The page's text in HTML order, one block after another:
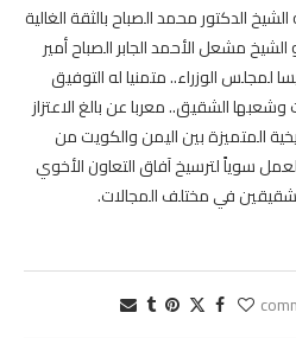
الدكتور محمد الصباح بالثقة الغالية
مشعل الأحمد الجابر الصباح أمير
لمجلس الوزراء.. متمنيا له التوفيق
الشقيق.. معربا عن بالغ الاعتزاز
المتميزة بين اليمن والكويت من
سوياً لترسيخ آفاق التعاون الأخوي
في مختلف المجالات.